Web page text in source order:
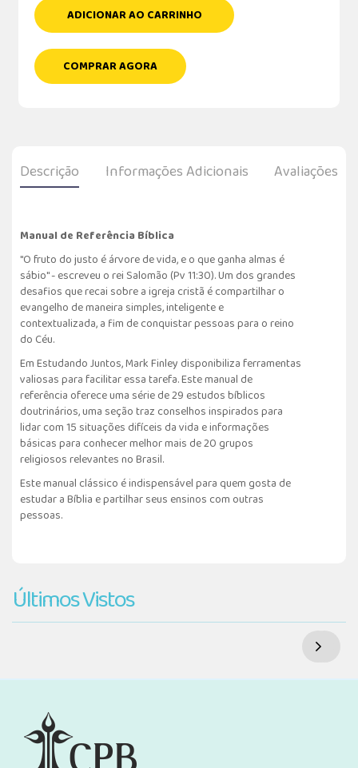
ADICIONAR AO CARRINHO
COMPRAR AGORA
Descrição Informações Adicionais Avaliações
Manual de Referência Bíblica
"O fruto do justo é árvore de vida, e o que ganha almas é
sábio" - escreveu o rei Salomão (Pv 11:30). Um dos grandes
desafios que recai sobre a igreja cristã é compartilhar o
evangelho de maneira simples, inteligente e
contextualizada, a fim de conquistar pessoas para o reino
do Céu.
Em Estudando Juntos, Mark Finley disponibiliza ferramentas
valiosas para facilitar essa tarefa. Este manual de
referência oferece uma série de 29 estudos bíblicos
doutrinários, uma seção traz conselhos inspirados para
lidar com 15 situações difíceis da vida e informações
básicas para conhecer melhor mais de 20 grupos
religiosos relevantes no Brasil.
Este manual clássico é indispensável para quem gosta de
estudar a Bíblia e partilhar seus ensinos com outras
pessoas.
Últimos Vistos